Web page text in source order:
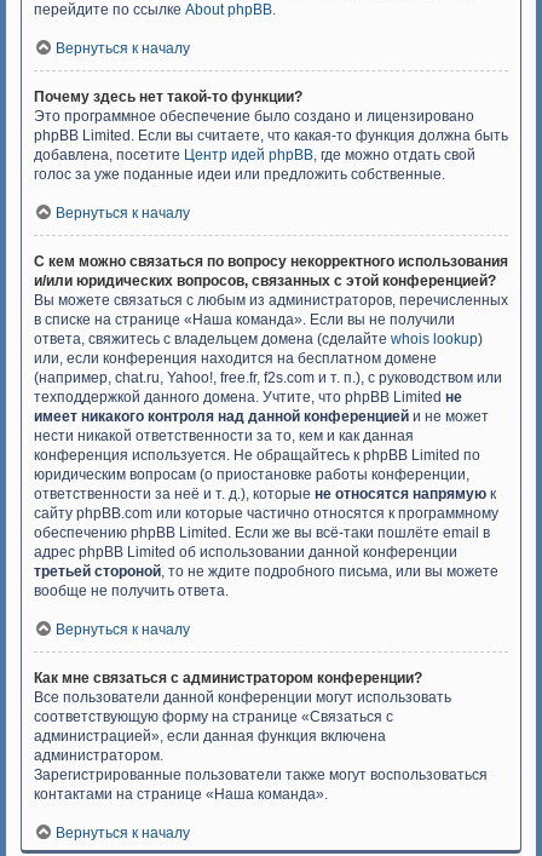
перейдите по ссылке About phpBB.
Вернуться к началу
Почему здесь нет такой-то функции?
Это программное обеспечение было создано и лицензировано
phpBB Limited. Если вы считаете, что какая-то функция должна быть
добавлена, посетите Центр идей phpBB, где можно отдать свой
голос за уже поданные идеи или предложить собственные.
Вернуться к началу
С кем можно связаться по вопросу некорректного использования
и/или юридических вопросов, связанных с этой конференцией?
Вы можете связаться с любым из администраторов, перечисленных
в списке на странице «Наша команда». Если вы не получили
ответа, свяжитесь с владельцем домена (сделайте whois lookup)
или, если конференция находится на бесплатном домене
(например, chat.ru, Yahoo!, free.fr, f2s.com и т. п.), с руководством или
техподдержкой данного домена. Учтите, что phpBB Limited не
имеет никакого контроля над данной конференцией и не может
нести никакой ответственности за то, кем и как данная
конференция используется. Не обращайтесь к phpBB Limited по
юридическим вопросам (о приостановке работы конференции,
ответственности за неё и т. д.), которые не относятся напрямую к
сайту phpBB.com или которые частично относятся к программному
обеспечению phpBB Limited. Если же вы всё-таки пошлёте email в
адрес phpBB Limited об использовании данной конференции
третьей стороной, то не ждите подробного письма, или вы можете
вообще не получить ответа.
Вернуться к началу
Как мне связаться с администратором конференции?
Все пользователи данной конференции могут использовать
соответствующую форму на странице «Связаться с
администрацией», если данная функция включена
администратором.
Зарегистрированные пользователи также могут воспользоваться
контактами на странице «Наша команда».
Вернуться к началу